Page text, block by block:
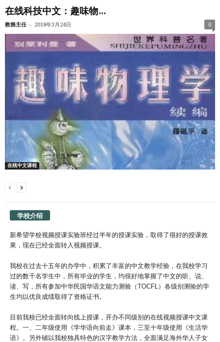
在线科技中文：趣味物...
教務主任 - 2018年3月24日 0
在线中文课程
学校介绍
新希望学校视频授课实验班经过半年的授课实验，取得了很好的授课效
果，现在已经全面转入视频授课。
我校在过去十五年的办学中，积累了丰富的中文教学经验，在我校学习
过的数千名学生中，所有毕业的学生，均很好地掌握了中文的听、说、
读、写，所有参加中华民国华语文能力测验（TOCFL）各级别测验的学
生均以优良成绩取得了资格证书。
目前我校已经全面转向线上授课，开办不同级别的在线视频授课中文课
程。一、二年级使用《学华语向前走》课本，三至十年级使用《生活华
语》。另外辅以我校独具特色的汉字教学方法，全面满足海外华人子女